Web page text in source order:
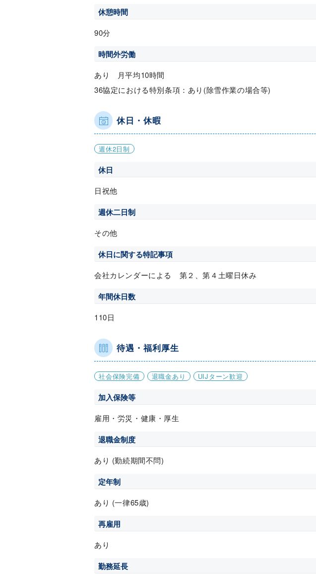
休憩時間
90分
時間外労働
あり 月平均10時間
36協定における特別条項：あり(除雪作業の場合等)
休日・休暇
週休2日制
休日
日祝他
週休二日制
その他
休日に関する特記事項
会社カレンダーによる 第２、第４土曜日休み
年間休日数
110日
待遇・福利厚生
社会保険完備 退職金あり UIJターン歓迎
加入保険等
雇用・労災・健康・厚生
退職金制度
あり (勤続期間不問)
定年制
あり (一律65歳)
再雇用
あり
勤務延長